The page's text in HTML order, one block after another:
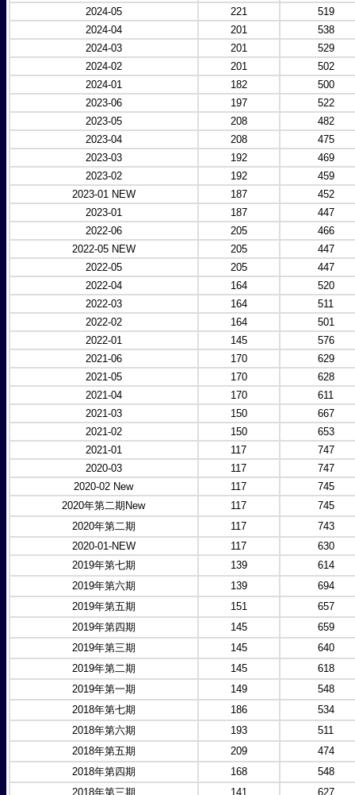
2024-05
221
519
2024-04
201
538
2024-03
201
529
2024-02
201
502
2024-01
182
500
2023-06
197
522
2023-05
208
482
2023-04
208
475
2023-03
192
469
2023-02
192
459
2023-01 NEW
187
452
2023-01
187
447
2022-06
205
466
2022-05 NEW
205
447
2022-05
205
447
2022-04
164
520
2022-03
164
511
2022-02
164
501
2022-01
145
576
2021-06
170
629
2021-05
170
628
2021-04
170
611
2021-03
150
667
2021-02
150
653
2021-01
117
747
2020-03
117
747
2020-02 New
117
745
2020年第二期New
117
745
2020年第二期
117
743
2020-01-NEW
117
630
2019年第七期
139
614
2019年第六期
139
694
2019年第五期
151
657
2019年第四期
145
659
2019年第三期
145
640
2019年第二期
145
618
2019年第一期
149
548
2018年第七期
186
534
2018年第六期
193
511
2018年第五期
209
474
2018年第四期
168
548
2018年第三期
141 627